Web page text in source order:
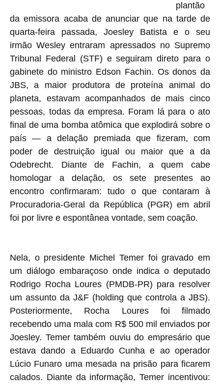
plantão
da emissora acaba de anunciar que na tarde de
quarta-feira passada, Joesley Batista e o seu
irmão Wesley entraram apressados no Supremo
Tribunal Federal (STF) e seguiram direto para o
gabinete do ministro Edson Fachin. Os donos da
JBS, a maior produtora de proteína animal do
planeta, estavam acompanhados de mais cinco
pessoas, todas da empresa. Foram lá para o ato
final de uma bomba atômica que explodirá sobre o
país — a delação premiada que fizeram, com
poder de destruição igual ou maior que a da
Odebrecht. Diante de Fachin, a quem cabe
homologar a delação, os sete presentes ao
encontro confirmaram: tudo o que contaram à
Procuradoria-Geral da República (PGR) em abril
foi por livre e espontânea vontade, sem coação.
Nela, o presidente Michel Temer foi gravado em
um diálogo embaraçoso onde indica o deputado
Rodrigo Rocha Loures (PMDB-PR) para resolver
um assunto da J&F (holding que controla a JBS).
Posteriormente, Rocha Loures foi filmado
recebendo uma mala com R$ 500 mil enviados por
Joesley. Temer também ouviu do empresário que
estava dando a Eduardo Cunha e ao operador
Lúcio Funaro uma mesada na prisão para ficarem
calados. Diante da informação, Temer incentivou: